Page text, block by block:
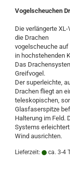
Vogelscheuchen
Die verlängerte
die Drachen
vogelscheuche auf
in hochstehenden
Das
Greifvogel.
Der superleichte,
Drachen fliegt an
teleskopischen,
Glasfaserspitze
Halterung im Feld.
Systems
Wind ausrichten.
Lieferzeit: ca. 3-4